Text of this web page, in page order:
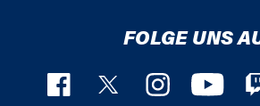
FOLGE UNS